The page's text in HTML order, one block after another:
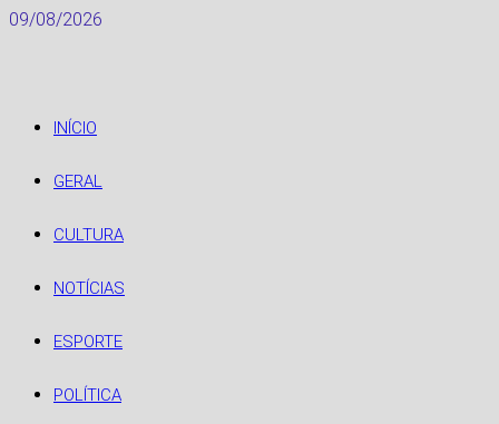
Skip
09/08/2026
INÍCIO
GERAL
CULTURA
NOTÍCIAS
ESPORTE
POLÍTICA